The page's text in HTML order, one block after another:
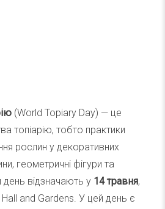
(World Topiary Day) — це
топіарію, тобто практики
рослин у декоративних
геометричні фігури та
відзначають у 14 травня,
Hall and Gardens. У цей день є